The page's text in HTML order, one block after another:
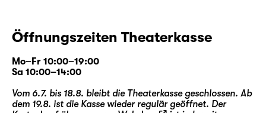
Öffnungszeiten Theaterkasse
Mo–Fr 10:00–19:00
Sa 10:00–14:00
Vom 6.7. bis 18.8. bleibt die Theaterkasse geschlossen. Ab
dem 19.8. ist die Kasse wieder regulär geöffnet. Der